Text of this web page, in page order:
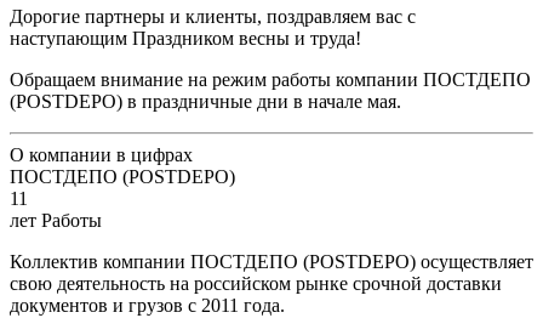
Дорогие партнеры и клиенты, поздравляем вас с
наступающим Праздником весны и труда!
Обращаем внимание на режим работы компании ПОСТДЕПО
(POSTDEPO) в праздничные дни в начале мая.
О компании в цифрах
ПОСТДЕПО (POSTDEPO)
11
лет Работы
Коллектив компании ПОСТДЕПО (POSTDEPO) осуществляет
свою деятельность на российском рынке срочной доставки
документов и грузов с 2011 года.